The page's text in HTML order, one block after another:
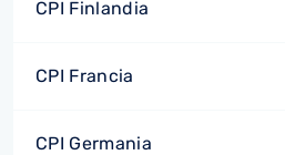
CPI Finlandia
CPI Francia
CPI Germania